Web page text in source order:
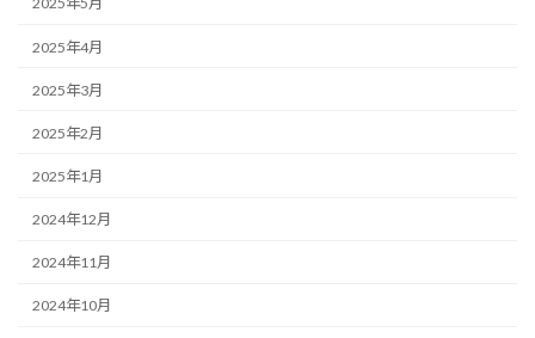
2025年4月
2025年3月
2025年2月
2025年1月
2024年12月
2024年11月
2024年10月